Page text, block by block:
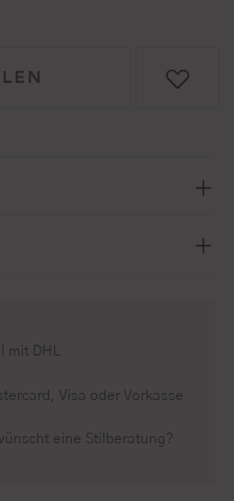
DHL
Visa oder Vorkasse
eine Stilberatung?